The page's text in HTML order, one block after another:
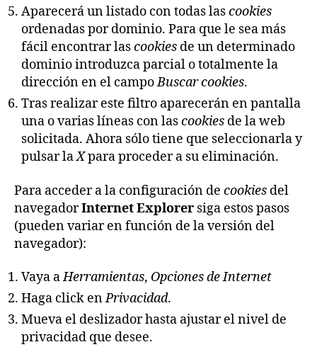
Aparecerá un listado con todas lascookies
ordenadas por dominio. Para que le sea más
fácil encontrar lascookies de un determinado
dominio introduzca parcial o totalmente la
dirección en el campoBuscar cookies.
Tras realizar este filtro aparecerán en pantalla
una o varias líneas con lascookies de la web
solicitada. Ahora sólo tiene que seleccionarla y
pulsar laXpara proceder a su eliminación.
Para acceder a la configuración de cookies del
navegadorInternet Explorer siga estos pasos
(pueden variar en función de la versión del
navegador):
Vaya aHerramientas, Opciones de Internet
Haga click enPrivacidad.
Mueva el deslizador hasta ajustar el nivel de
privacidad que desee.